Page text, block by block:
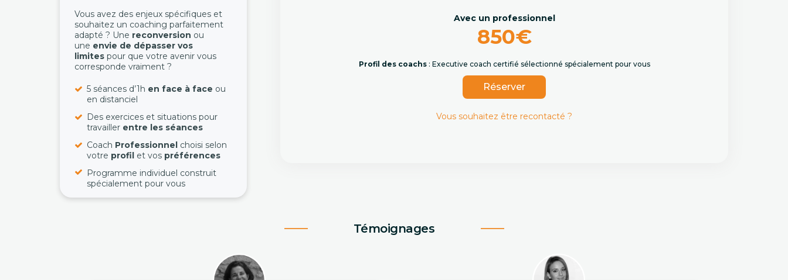
Vous avez des enjeux spécifiques et
souhaitez un coaching parfaitement
adapté ? Une reconversion ou
une envie de dépasser vos
limites pour que votre avenir vous
corresponde vraiment ?
5 séances d’1h en face à face ou
en distanciel
Des exercices et situations pour
travailler entre les séances
Coach Professionnel choisi selon
votre profil et vos préférences
Programme individuel construit
spécialement pour vous
Avec un professionnel
850€
Profil des coachs: Executive coach certifié sélectionné spécialement pour vous
Réserver
Vous souhaitez être recontacté ?
Témoignages